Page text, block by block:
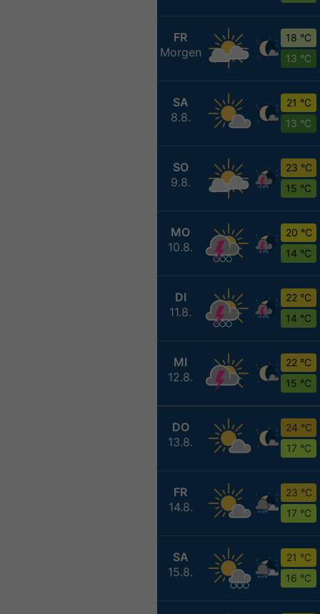
FR
Morgen
18 °C
13 °C
SA
8.8.
21 °C
13 °C
SO
9.8.
23 °C
15 °C
MO
10.8.
20 °C
14 °C
DI
11.8.
22 °C
14 °C
MI
12.8.
22 °C
15 °C
DO
13.8.
24 °C
17 °C
FR
14.8.
23 °C
17 °C
SA
15.8.
21 °C
16 °C